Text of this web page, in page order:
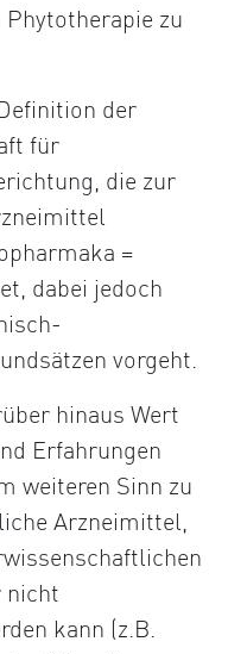
zu
der
für
die zur
=
dabei jedoch
vorgeht.
hinaus Wert
Erfahrungen
weiteren Sinn zu
Arzneimittel,
nicht
kann (z.B.